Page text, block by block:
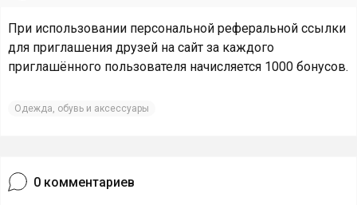
При использовании персональной реферальной ссылки
для приглашения друзей на сайт за каждого
приглашённого пользователя начисляется 1000 бонусов.
Одежда, обувь и аксессуары
0 комментариев